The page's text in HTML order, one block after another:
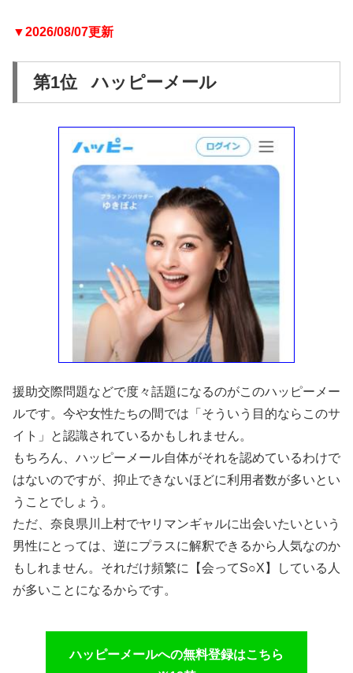
▼2026/08/07更新
第1位 ハッピーメール
援助交際問題などで度々話題になるのがこのハッピーメー
ルです。今や女性たちの間では「そういう目的ならこのサ
イト」と認識されているかもしれません。
もちろん、ハッピーメール自体がそれを認めているわけで
はないのですが、抑止できないほどに利用者数が多いとい
うことでしょう。
ただ、奈良県川上村でヤリマンギャルに出会いたいという
男性にとっては、逆にプラスに解釈できるから人気なのか
もしれません。それだけ頻繁に【会ってS○X】している人
が多いことになるからです。
ハッピーメールへの無料登録はこちら